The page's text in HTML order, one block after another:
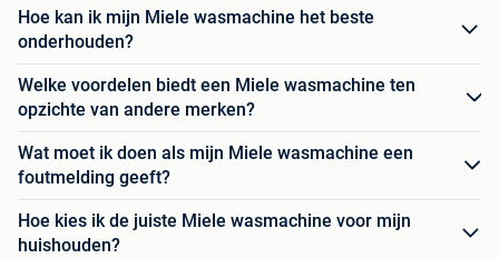
Hoe kan ik mijn Miele wasmachine het beste
onderhouden?
Welke voordelen biedt een Miele wasmachine ten
opzichte van andere merken?
Wat moet ik doen als mijn Miele wasmachine een
foutmelding geeft?
Hoe kies ik de juiste Miele wasmachine voor mijn
huishouden?